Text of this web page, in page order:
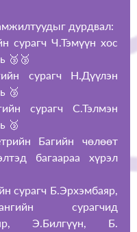
дурдвал:
сурагч Ч.Тэмүүн хос
🥉🥉
сурагч Н.Дүүлэн
🥉
сурагч С.Тэлмэн
🥉
Багийн чөлөөт
багаараа хүрэл
сурагч Б.Эрхэмбаяр,
сурагчид
Э.Билгүүн, Б.